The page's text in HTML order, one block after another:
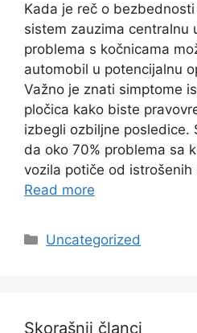
Kada je reč o
sistem zauzima centralnu
problema s kočnicama
automobil u potencijalnu
Važno je znati simptome
pločica kako biste
izbegli ozbiljne posledice.
da oko 70% problema sa
vozila potiče od
Read more
Categories
Uncategorized
Skorašnji članci